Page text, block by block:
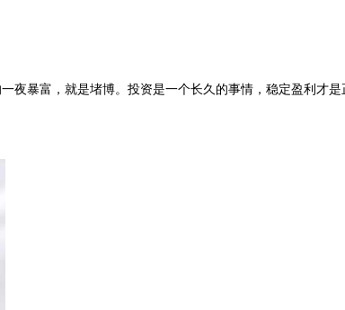
暴富，就是堵博。投资是一个长久的事情，稳定盈利才是